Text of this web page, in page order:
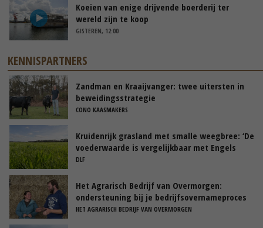
Koeien van enige drijvende boerderij ter
wereld zijn te koop
GISTEREN, 12:00
KENNISPARTNERS
Zandman en Kraaijvanger: twee uitersten in
beweidingsstrategie
CONO KAASMAKERS
Kruidenrijk grasland met smalle weegbree: ‘De
voederwaarde is vergelijkbaar met Engels
raaigras’
DLF
Het Agrarisch Bedrijf van Overmorgen:
ondersteuning bij je bedrijfsovernameproces
HET AGRARISCH BEDRIJF VAN OVERMORGEN